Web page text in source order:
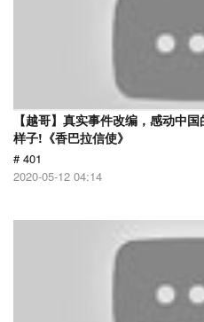
【越哥】真实事件改编，感动中
样子!《香巴拉信使》
# 401
2020-05-12 04:14